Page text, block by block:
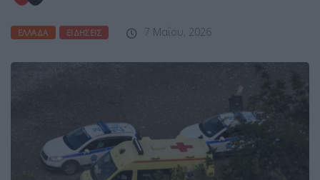
ΕΛΛΆΔΑ ΕΙΔΉΣΕΙΣ 7 Μαΐου, 2026